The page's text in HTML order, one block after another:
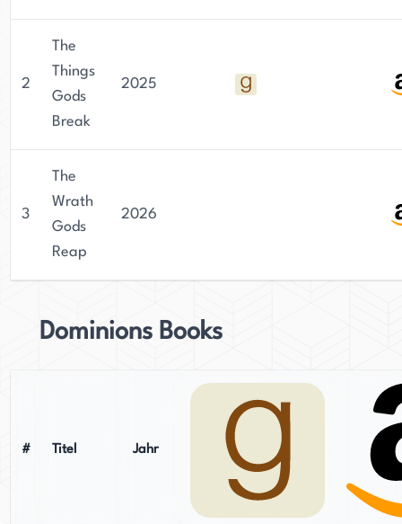
2
The
Things
Gods
Break
2025
3
The
Wrath
Gods
Reap
2026
Dominions Books
# Titel Jahr